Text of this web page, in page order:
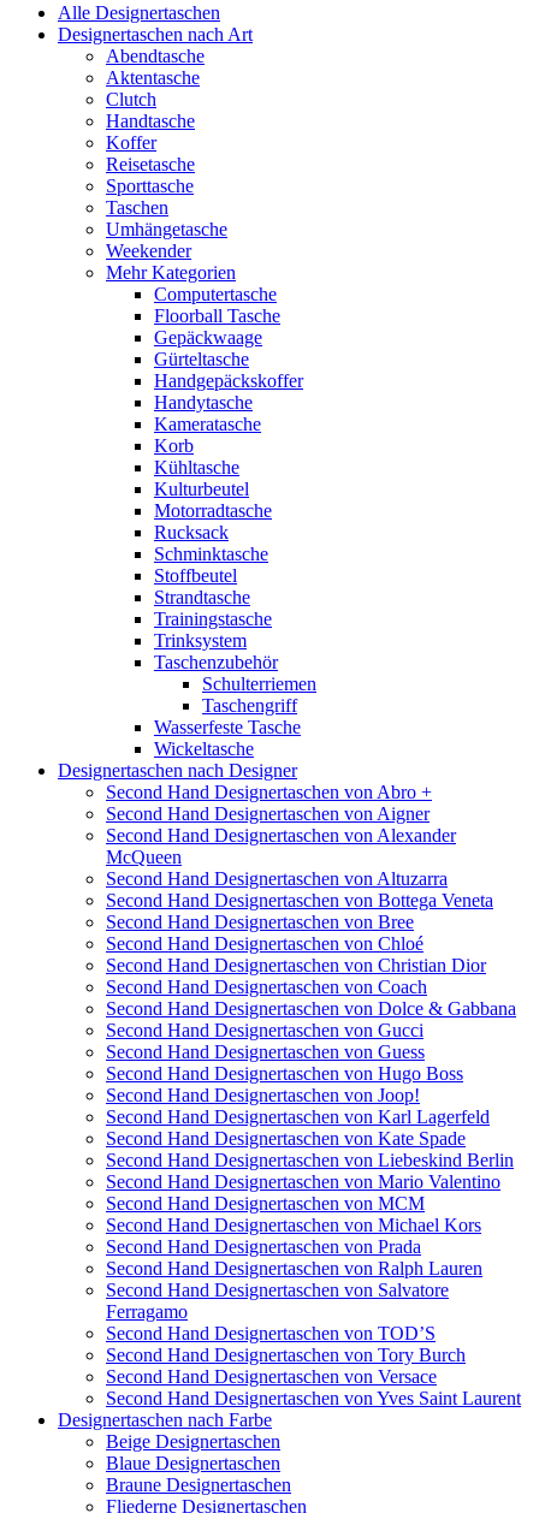
Alle Designertaschen
Designertaschen nach Art
Abendtasche
Aktentasche
Clutch
Handtasche
Koffer
Reisetasche
Sporttasche
Taschen
Umhängetasche
Weekender
Mehr Kategorien
Computertasche
Floorball Tasche
Gepäckwaage
Gürteltasche
Handgepäckskoffer
Handytasche
Kameratasche
Korb
Kühltasche
Kulturbeutel
Motorradtasche
Rucksack
Schminktasche
Stoffbeutel
Strandtasche
Trainingstasche
Trinksystem
Taschenzubehör
Schulterriemen
Taschengriff
Wasserfeste Tasche
Wickeltasche
Designertaschen nach Designer
Second Hand Designertaschen von Abro +
Second Hand Designertaschen von Aigner
Second Hand Designertaschen von Alexander
McQueen
Second Hand Designertaschen von Altuzarra
Second Hand Designertaschen von Bottega Veneta
Second Hand Designertaschen von Bree
Second Hand Designertaschen von Chloé
Second Hand Designertaschen von Christian Dior
Second Hand Designertaschen von Coach
Second Hand Designertaschen von Dolce & Gabbana
Second Hand Designertaschen von Gucci
Second Hand Designertaschen von Guess
Second Hand Designertaschen von Hugo Boss
Second Hand Designertaschen von Joop!
Second Hand Designertaschen von Karl Lagerfeld
Second Hand Designertaschen von Kate Spade
Second Hand Designertaschen von Liebeskind Berlin
Second Hand Designertaschen von Mario Valentino
Second Hand Designertaschen von MCM
Second Hand Designertaschen von Michael Kors
Second Hand Designertaschen von Prada
Second Hand Designertaschen von Ralph Lauren
Second Hand Designertaschen von Salvatore
Ferragamo
Second Hand Designertaschen von TOD’S
Second Hand Designertaschen von Tory Burch
Second Hand Designertaschen von Versace
Second Hand Designertaschen von Yves Saint Laurent
Designertaschen nach Farbe
Beige Designertaschen
Blaue Designertaschen
Braune Designertaschen
Fliederne Designertaschen